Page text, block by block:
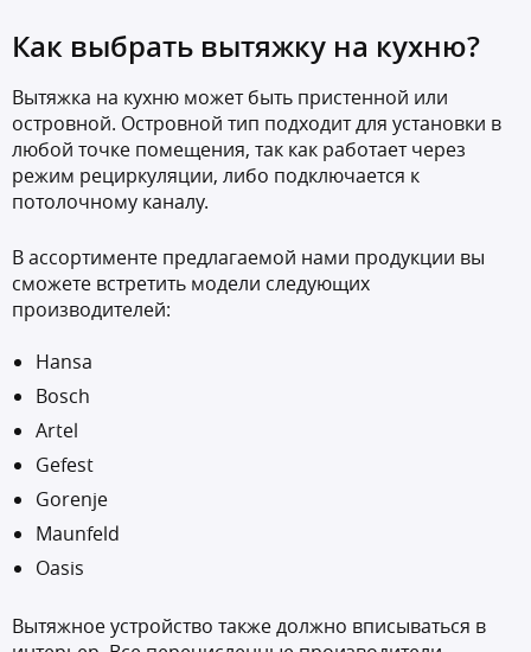
Как выбрать вытяжку на кухню?
Вытяжка на кухню может быть пристенной или
островной. Островной тип подходит для установки в
любой точке помещения, так как работает через
режим рециркуляции, либо подключается к
потолочному каналу.
В ассортименте предлагаемой нами продукции вы
сможете встретить модели следующих
производителей:
Hansa
Bosch
Artel
Gefest
Gorenje
Maunfeld
Oasis
Вытяжное устройство также должно вписываться в